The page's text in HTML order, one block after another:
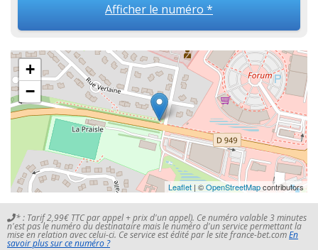
Afficher le numéro *
+
−
Leaflet | ©OpenStreetMapcontributors
* : Tarif 2,99€ TTC par appel + prix d'un appel). Ce numéro valable 3 minutes
n'est pas le numéro du destinataire mais le numéro d'un service permettant la
mise en relation avec celui-ci. Ce service est édité par le site france-bet.comEn
savoir plus sur ce numéro ?